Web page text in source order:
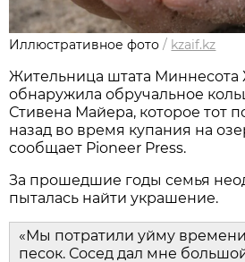
Иллюстративное фото / kzaif.kz
Жительница штата Миннесота
обнаружила обручальное
Стивена Майера, которое тот
назад во время купания на
сообщает Pioneer Press.
За прошедшие годы семья
пыталась найти украшение.
«Мы потратили уйму
песок. Сосед дал мне